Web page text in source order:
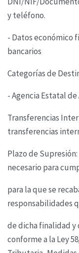
yteléfono.
- Datos económico
bancarios
Categorías de
- Agencia Estatal
Transferencias
transferencias
Plazo de
necesario para
para la que se
responsabilidades
de dicha finalidad
conforme a la Ley